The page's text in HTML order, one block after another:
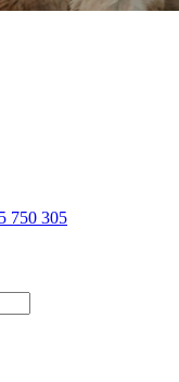
750 305